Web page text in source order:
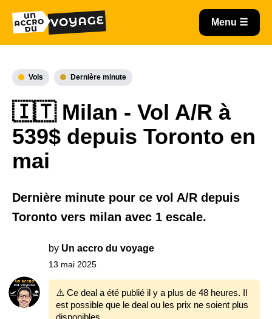
Vols Dernière minute
🇮🇹 Milan - Vol A/R à
539$ depuis Toronto en
mai
Dernière minute pour ce vol A/R depuis
Toronto vers milan avec 1 escale.
by Un accro du voyage
13 mai 2025
⚠️ Ce deal a été publié il y a plus de 48 heures. Il
est possible que le deal ou les prix ne soient plus
disponibles.